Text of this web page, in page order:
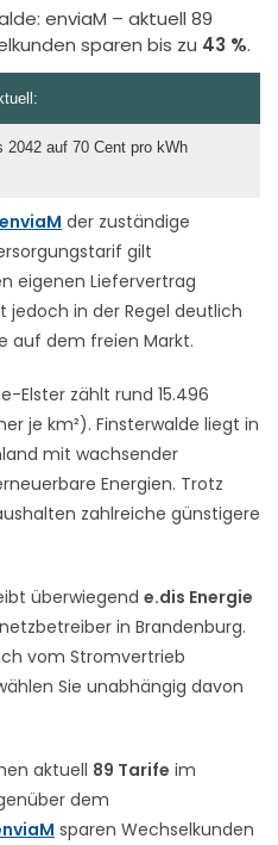
enviaM – aktuell 89
sparen bis zu 43 %.
enviaM der zuständige
gilt
eigenen Liefervertrag
jedoch in der Regel deutlich
auf dem freien Markt.
Elster zählt rund 15.496
je km²). Finsterwalde liegt in
mit wachsender
Energien. Trotz
zahlreiche günstigere
überwiegend e.dis Energie
in Brandenburg.
vom Stromvertrieb
Sie unabhängig davon
aktuell 89 Tarife im
dem
sparen Wechselkunden
auf 70 Cent pro kWh